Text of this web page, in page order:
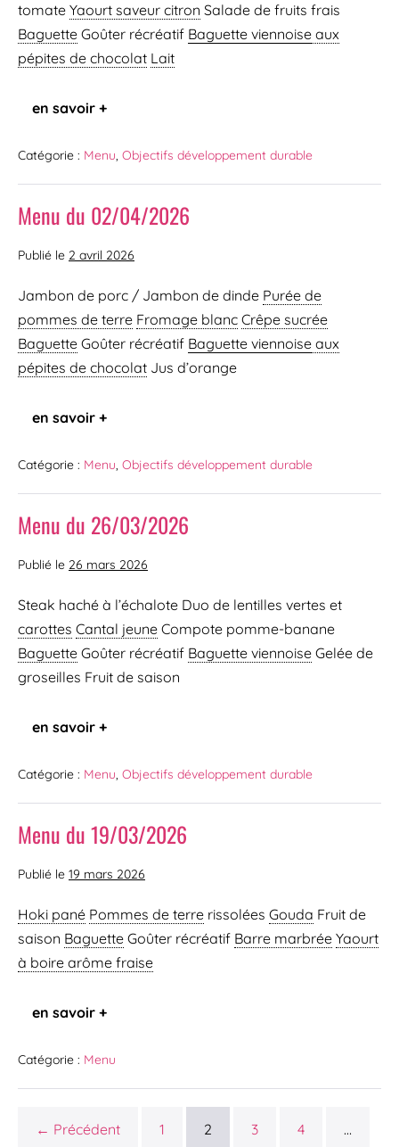
tomate Yaourt saveur citron Salade de fruits frais
Baguette Goûter récréatif Baguette viennoise aux
pépites de chocolat Lait
en savoir +
Catégorie : Menu, Objectifs développement durable
Menu du 02/04/2026
Publié le 2 avril 2026
Jambon de porc / Jambon de dinde Purée de
pommes de terre Fromage blanc Crêpe sucrée
Baguette Goûter récréatif Baguette viennoise aux
pépites de chocolat Jus d’orange
en savoir +
Catégorie : Menu, Objectifs développement durable
Menu du 26/03/2026
Publié le 26 mars 2026
Steak haché à l’échalote Duo de lentilles vertes et
carottes Cantal jeune Compote pomme-banane
Baguette Goûter récréatif Baguette viennoise Gelée de
groseilles Fruit de saison
en savoir +
Catégorie : Menu, Objectifs développement durable
Menu du 19/03/2026
Publié le 19 mars 2026
Hoki pané Pommes de terre rissolées Gouda Fruit de
saison Baguette Goûter récréatif Barre marbrée Yaourt
à boire arôme fraise
en savoir +
Catégorie : Menu
← Précédent 1 2 3 4 …